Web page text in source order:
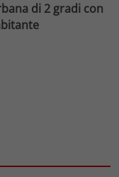
di 2 gradi con